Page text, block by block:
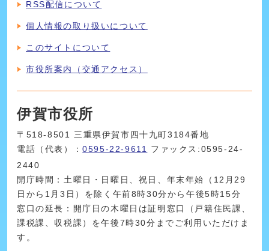
RSS配信について
個人情報の取り扱いについて
このサイトについて
市役所案内（交通アクセス）
伊賀市役所
〒518-8501 三重県伊賀市四十九町3184番地
電話（代表）：0595-22-9611
ファックス:0595-24-
2440
開庁時間：土曜日・日曜日、祝日、年末年始（12月29
日から1月3日）を除く午前8時30分から午後5時15分
窓口の延長：開庁日の木曜日は証明窓口（戸籍住民課、
課税課、収税課）を午後7時30分までご利用いただけま
す。